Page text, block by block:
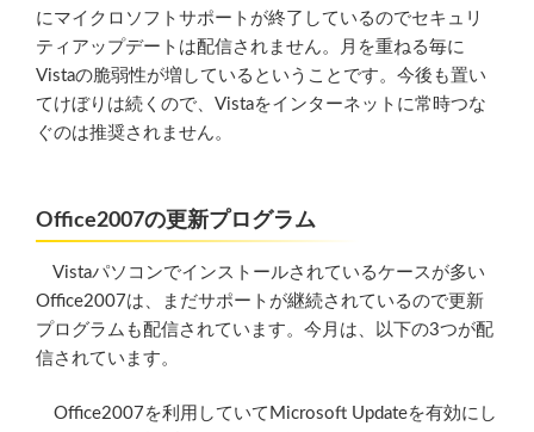
にマイクロソフトサポートが終了しているのでセキュリ
ティアップデートは配信されません。月を重ねる毎に
Vistaの脆弱性が増しているということです。今後も置い
てけぼりは続くので、Vistaをインターネットに常時つな
ぐのは推奨されません。
Office2007の更新プログラム
Vistaパソコンでインストールされているケースが多い
Office2007は、まだサポートが継続されているので更新
プログラムも配信されています。今月は、以下の3つが配
信されています。
Office2007を利用していてMicrosoft Updateを有効にし